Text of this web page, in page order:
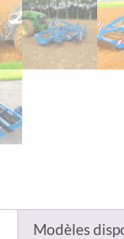
Modèles